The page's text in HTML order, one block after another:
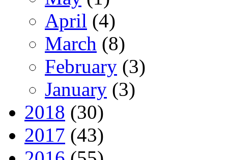
April (4)
March (8)
February (3)
January (3)
2018 (30)
2017 (43)